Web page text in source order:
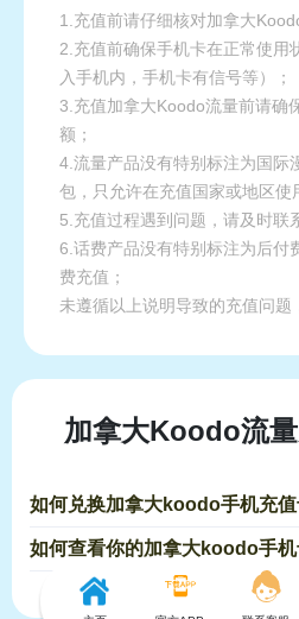
1.充值前请仔细核对加拿大
2.充值前确保手机卡在正常使用
入手机内，手机卡有信号等）；
3.充值加拿大Koodo流量前请确
额；
4.流量产品没有特别标注为国际
包，只允许在充值国家或地区使
5.充值过程遇到问题，请及时联
6.话费产品没有特别标注为后付
费充值；
未遵循以上说明导致的充值问题
加拿大Koodo流
如何兑换加拿大koodo手机充值
如何查看你的加拿大koodo手